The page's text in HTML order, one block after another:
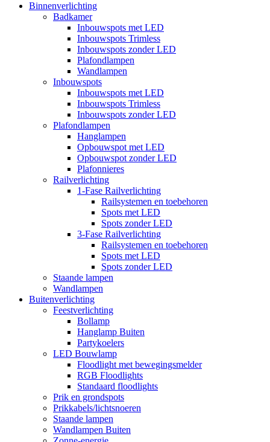
Binnenverlichting
Badkamer
Inbouwspots met LED
Inbouwspots Trimless
Inbouwspots zonder LED
Plafondlampen
Wandlampen
Inbouwspots
Inbouwspots met LED
Inbouwspots Trimless
Inbouwspots zonder LED
Plafondlampen
Hanglampen
Opbouwspot met LED
Opbouwspot zonder LED
Plafonnieres
Railverlichting
1-Fase Railverlichting
Railsystemen en toebehoren
Spots met LED
Spots zonder LED
3-Fase Railverlichting
Railsystemen en toebehoren
Spots met LED
Spots zonder LED
Staande lampen
Wandlampen
Buitenverlichting
Feestverlichting
Bollamp
Hanglamp Buiten
Partykoelers
LED Bouwlamp
Floodlight met bewegingsmelder
RGB Floodlights
Standaard floodlights
Prik en grondspots
Prikkabels/lichtsnoeren
Staande lampen
Wandlampen Buiten